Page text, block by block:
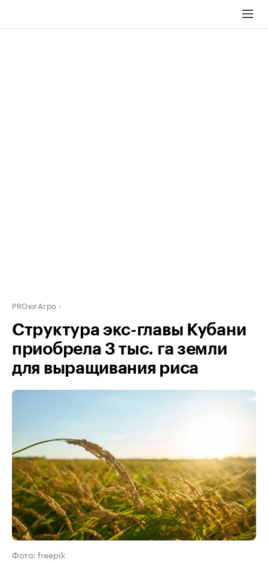
PROюгАгро
Структура экс-главы Кубани
приобрела 3 тыс. га земли
для выращивания риса
Фото: freepik